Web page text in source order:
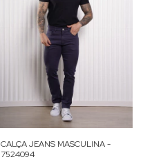
CALÇA JEANS MASCULINA -
7524094